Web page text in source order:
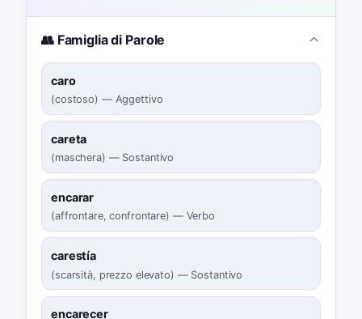
👥 Famiglia di Parole
caro
(costoso) — Aggettivo
careta
(maschera) — Sostantivo
encarar
(affrontare, confrontare) — Verbo
carestía
(scarsità, prezzo elevato) — Sostantivo
encarecer